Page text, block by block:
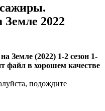
2022
Земле (2022) 1-2 сезон 1-
файл в хорошем качестве
подождите